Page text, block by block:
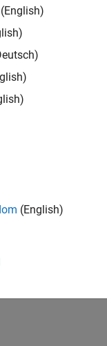
(English)
(English)